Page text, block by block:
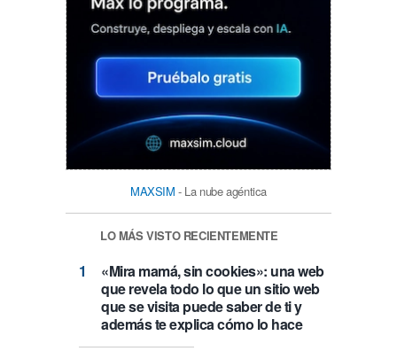
MAXSIM - La nube agéntica
LO MÁS VISTO RECIENTEMENTE
«Mira mamá, sin cookies»: una web
que revela todo lo que un sitio web
que se visita puede saber de ti y
además te explica cómo lo hace